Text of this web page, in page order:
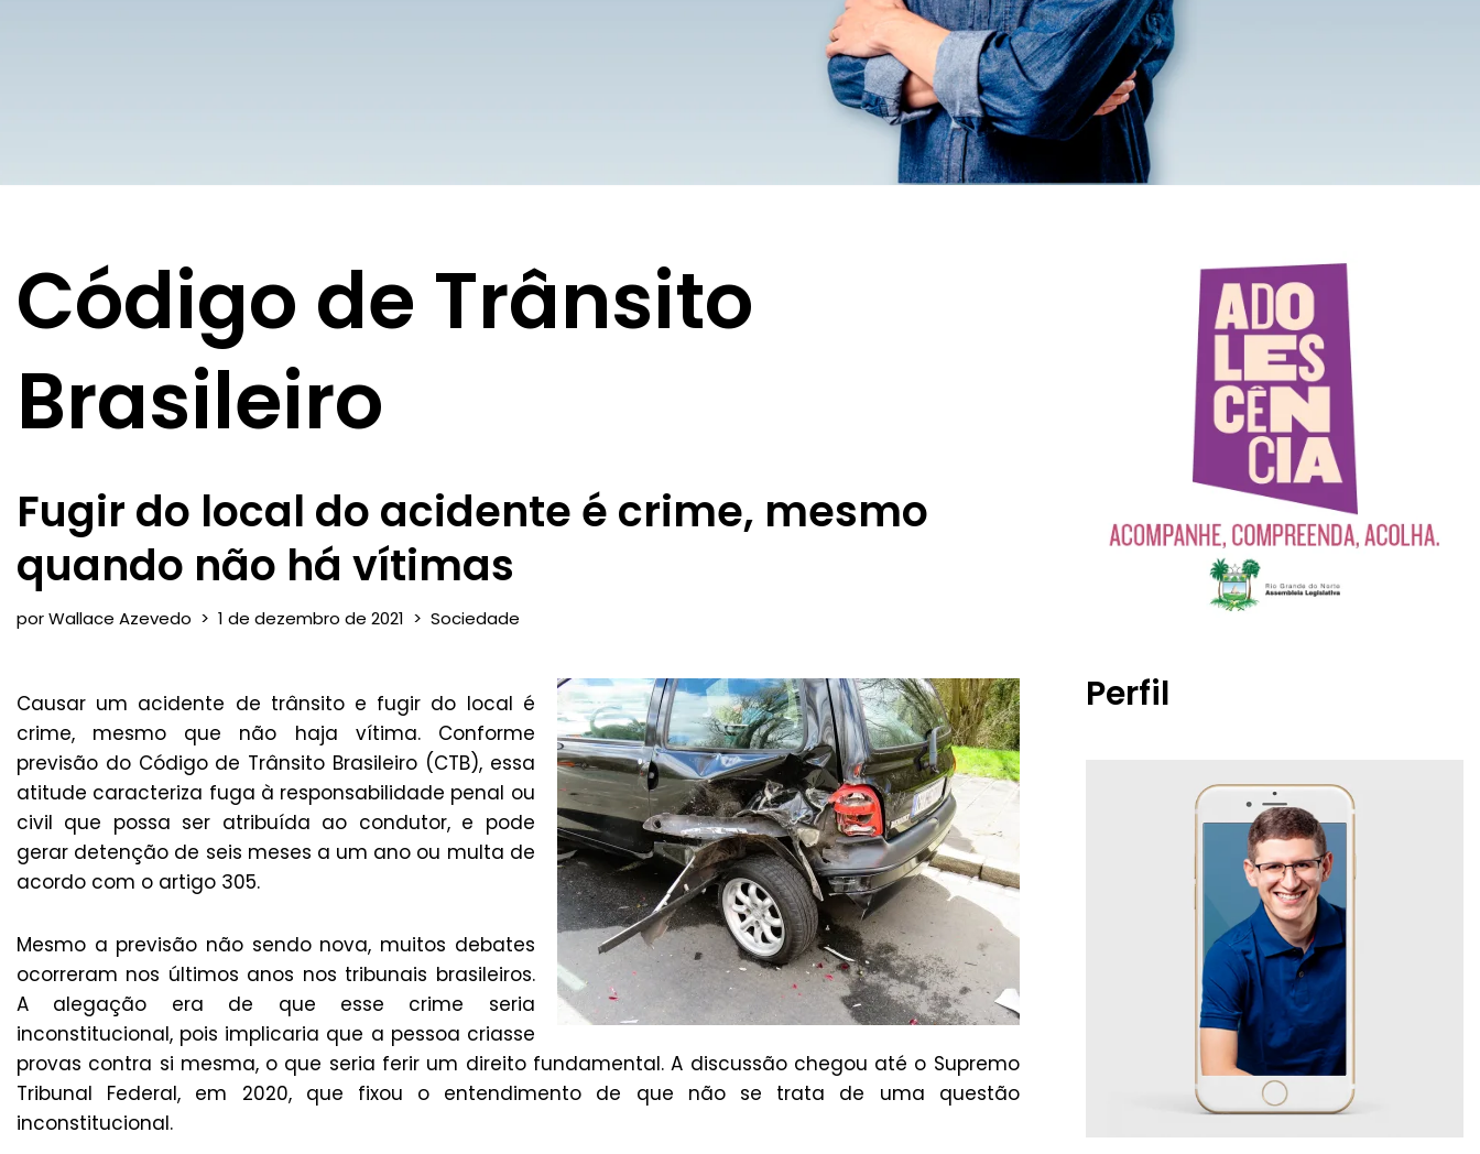
Código de Trânsito
Brasileiro
Fugir do local do acidente é crime, mesmo
quando não há vítimas
porWallace Azevedo 1 de dezembro de 2021 Sociedade
Causar um acidente de trânsito e fugir do local é
crime, mesmo que não haja vítima. Conforme
previsão do Código de Trânsito Brasileiro (CTB), essa
atitude caracteriza fuga à responsabilidade penal ou
civil que possa ser atribuída ao condutor, e pode
gerar detenção de seis meses a um ano ou multa de
acordo com o artigo 305.
Mesmo a previsão não sendo nova, muitos debates
ocorreram nos últimos anos nos tribunais brasileiros.
A alegação era de que esse crime seria
inconstitucional, pois implicaria que a pessoa criasse
provas contra si mesma, o que seria ferir um direito fundamental. A discussão chegou até o Supremo
Tribunal Federal, em 2020, que fixou o entendimento de que não se trata de uma questão
inconstitucional.
Perfil